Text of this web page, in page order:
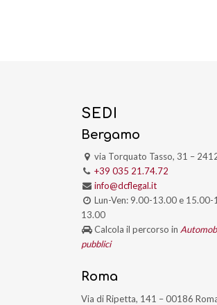
SEDI
Bergamo
via Torquato Tasso, 31 –
+39 035 21.74.72
info@dcflegal.it
Lun-Ven: 9.00-13.00 e
13.00
Calcola il percorso in
pubblici
Roma
Via di Ripetta, 141 – 00186